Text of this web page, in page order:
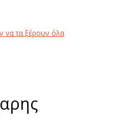
να τα ξέρουν όλα